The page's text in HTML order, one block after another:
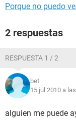
Porque no puedo
2 respuestas
RESPUESTA 1 / 2
bet
15 jul 2010 a
alguien me puede